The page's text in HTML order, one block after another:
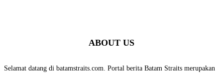
ABOUT US
Selamat datang di batamstraits.com. Portal berita Batam Straits merupakan